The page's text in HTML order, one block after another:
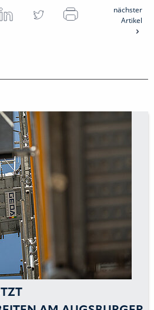
nächster
Artikel